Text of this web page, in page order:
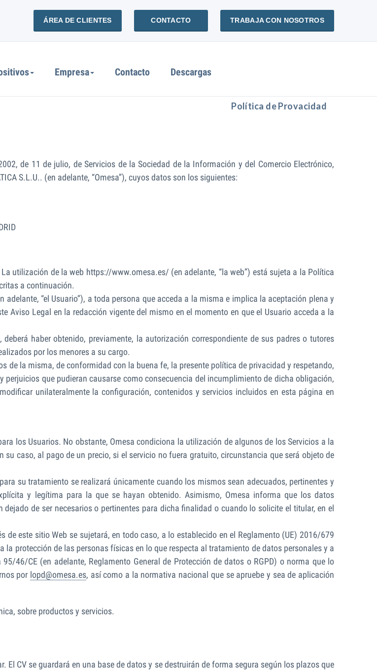
CONTACTO TRABAJA CON NOSOTROS
ÁREA DE CLIENTES
Empresa Contacto Descargas
Política de Provacidad
de 11 de julio, de Servicios de la Sociedad de la Información y del Comercio Electrónico,
S.L.U.. (en adelante, “Omesa”), cuyos datos son los siguientes:
utilización de la web https://www.omesa.es/ (en adelante, “la web”) está sujeta a la Política
a continuación.
“el Usuario”), a toda persona que acceda a la misma e implica la aceptación plena y
Aviso Legal en la redacción vigente del mismo en el momento en que el Usuario acceda a la
haber obtenido, previamente, la autorización correspondiente de sus padres o tutores
por los menores a su cargo.
de la misma, de conformidad con la buena fe, la presente política de privacidad y respetando,
que pudieran causarse como consecuencia del incumplimiento de dicha obligación,
unilateralmente la configuración, contenidos y servicios incluidos en esta página en
los Usuarios. No obstante, Omesa condiciona la utilización de algunos de los Servicios a la
caso, al pago de un precio, si el servicio no fuera gratuito, circunstancia que será objeto de
su tratamiento se realizará únicamente cuando los mismos sean adecuados, pertinentes y
y legítima para la que se hayan obtenido. Asimismo, Omesa informa que los datos
de ser necesarios o pertinentes para dicha finalidad o cuando lo solicite el titular, en el
de este sitio Web se sujetará, en todo caso, a lo establecido en el Reglamento (UE) 2016/679
la protección de las personas físicas en lo que respecta al tratamiento de datos personales y a
46/CE (en adelante, Reglamento General de Protección de datos o RGPD) o norma que lo
por lopd@omesa.es, así como a la normativa nacional que se apruebe y sea de aplicación
sobre productos y servicios.
El CV se guardará en una base de datos y se destruirán de forma segura según los plazos que